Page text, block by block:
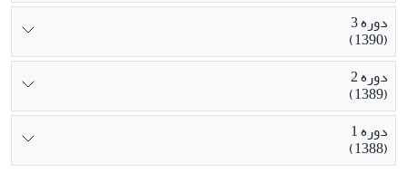
دوره 3
(1390)
دوره 2
(1389)
دوره 1
(1388)